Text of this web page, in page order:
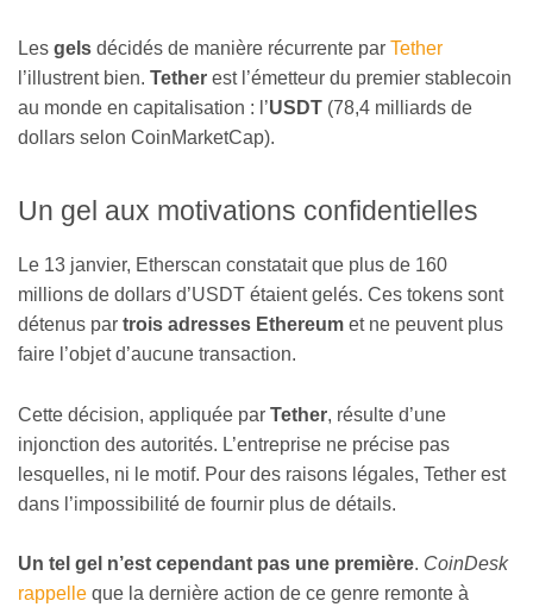
Les gels décidés de manière récurrente par Tether
l’illustrent bien. Tether est l’émetteur du premier stablecoin
au monde en capitalisation : l’USDT (78,4 milliards de
dollars selon CoinMarketCap).
Un gel aux motivations confidentielles
Le 13 janvier, Etherscan constatait que plus de 160
millions de dollars d’USDT étaient gelés. Ces tokens sont
détenus par trois adresses Ethereum et ne peuvent plus
faire l’objet d’aucune transaction.
Cette décision, appliquée par Tether, résulte d’une
injonction des autorités. L’entreprise ne précise pas
lesquelles, ni le motif. Pour des raisons légales, Tether est
dans l’impossibilité de fournir plus de détails.
Un tel gel n’est cependant pas une première. CoinDesk
rappelle que la dernière action de ce genre remonte à